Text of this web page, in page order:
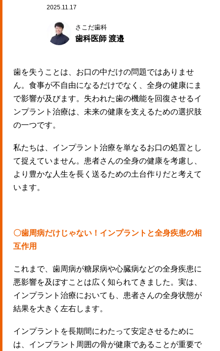
2025.11.17
さこだ歯科
歯科医師 渡邉
歯を失うことは、お口の中だけの問題ではありませ
ん。食事が不自由になるだけでなく、全身の健康にま
で影響が及びます。失われた歯の機能を回復させるイ
ンプラント治療は、未来の健康を支えるための選択肢
の一つです。
私たちは、インプラント治療を単なるお口の処置とし
て捉えていません。患者さんの全身の健康を考慮し、
より豊かな人生を長く送るための土台作りだと考えて
います。
〇歯周病だけじゃない！インプラントと全身疾患の相
互作用
これまで、歯周病が糖尿病や心臓病などの全身疾患に
悪影響を及ぼすことは広く知られてきました。実は、
インプラント治療においても、患者さんの全身状態が
結果を大きく左右します。
インプラントを長期間にわたって安定させるために
は、インプラント周囲の骨が健康であることが重要で